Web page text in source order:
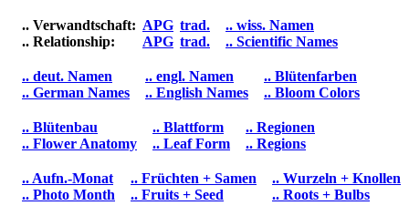
.. Verwandtschaft:
.. Relationship:
APG
APG
trad.
trad.
.. wiss. Namen
.. Scientific Names
.. deut. Namen
.. German Names
.. engl. Namen
.. English Names
.. Blütenfarben
.. Bloom Colors
.. Blütenbau
.. Flower Anatomy
.. Blattform
.. Leaf Form
.. Regionen
.. Regions
.. Aufn.-Monat
.. Photo Month
.. Früchten + Samen
.. Fruits + Seed
.. Wurzeln + Knollen
.. Roots + Bulbs